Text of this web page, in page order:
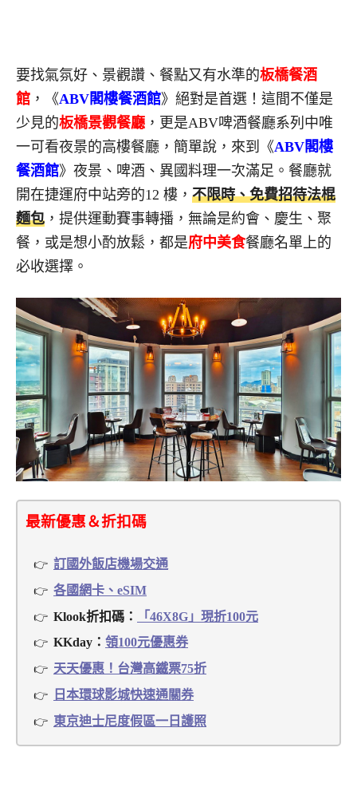
要找氣氛好、景觀讚、餐點又有水準的板橋餐酒
館 ，《ABV閣樓餐酒館》絕對是首選！這間不僅是
少見的板橋景觀餐廳 ，更是ABV啤酒餐廳系列中唯
一可看夜景的高樓餐廳，簡單說，來到《ABV閣樓
餐酒館》夜景、啤酒、異國料理一次滿足。餐廳就
開在捷運府中站旁的12 樓， 不限時、免費招待法棍
麵包 ，提供運動賽事轉播，無論是約會、慶生、聚
餐，或是想小酌放鬆，都是府中美食餐廳名單上的
必收選擇。
最新優惠＆折扣碼
訂國外飯店機場交通
各國網卡、eSIM
Klook折扣碼：
「46X8G」現折100元
KKday： 領100元優惠券
天天優惠！台灣高鐵票75折
日本環球影城快速通關券
東京迪士尼度假區一日護照